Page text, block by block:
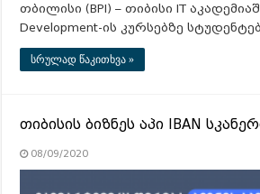
თბილისი (BPI) – თიბისი IT
Development-ის კურსებზე
სრულად წაკითხვა »
თიბისის ბიზნეს აპი IBAN
08/09/2020